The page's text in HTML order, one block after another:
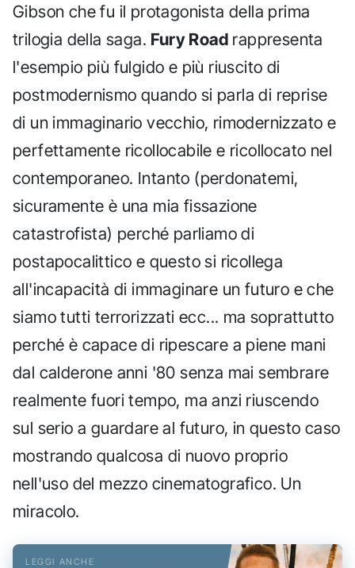
Gibson che fu il protagonista della prima
trilogia della saga. Fury Road rappresenta
l'esempio più fulgido e più riuscito di
postmodernismo quando si parla di reprise
di un immaginario vecchio, rimodernizzato e
perfettamente ricollocabile e ricollocato nel
contemporaneo. Intanto (perdonatemi,
sicuramente è una mia fissazione
catastrofista) perché parliamo di
postapocalittico e questo si ricollega
all'incapacità di immaginare un futuro e che
siamo tutti terrorizzati ecc... ma soprattutto
perché è capace di ripescare a piene mani
dal calderone anni '80 senza mai sembrare
realmente fuori tempo, ma anzi riuscendo
sul serio a guardare al futuro, in questo caso
mostrando qualcosa di nuovo proprio
nell'uso del mezzo cinematografico. Un
miracolo.